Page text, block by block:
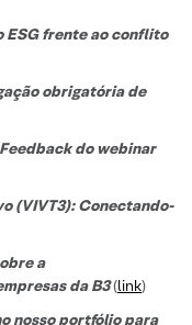
ESG frente ao conflito
obrigatória de
do webinar
(VIVT3): Conectando-
a
da B3(link)
nosso portfólio para